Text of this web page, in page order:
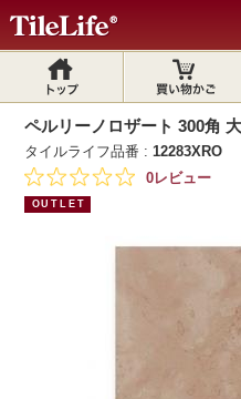
ペルリーノロザート 300角
タイルライフ品番 :12283XRO
0レビュー
OUTLET